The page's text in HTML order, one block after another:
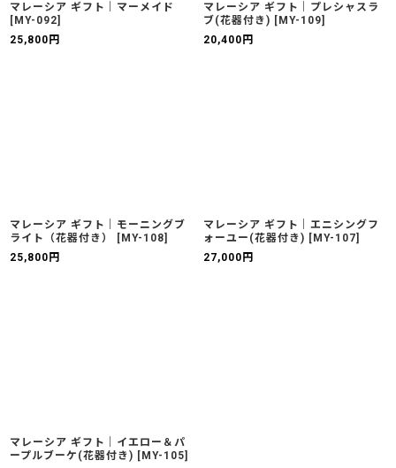
マレーシア ギフト｜マーメイド
[ MY-092]
25,800 円
マレーシア ギフト｜プレシャスラ
ブ(花器付き) [ MY-109]
20,400 円
マレーシア ギフト｜モーニングブ
ライト（花器付き）
[ MY-108]
25,800 円
マレーシア ギフト｜エニシングフ
ォーユー(花器付き) [ MY-107]
27,000 円
マレーシア ギフト｜イエロー＆パ
ープルブーケ(花器付き) [ MY-105]